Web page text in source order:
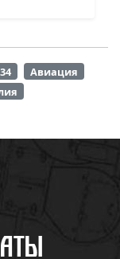
Авиация